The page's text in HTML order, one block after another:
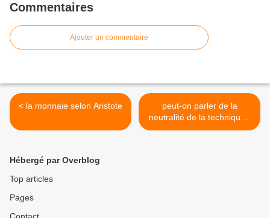
Commentaires
Ajouter un commentaire
< la monnaie selon Aristote
peut-on parler de la
neutralité de la technique?
>
Hébergé par Overblog
Top articles
Pages